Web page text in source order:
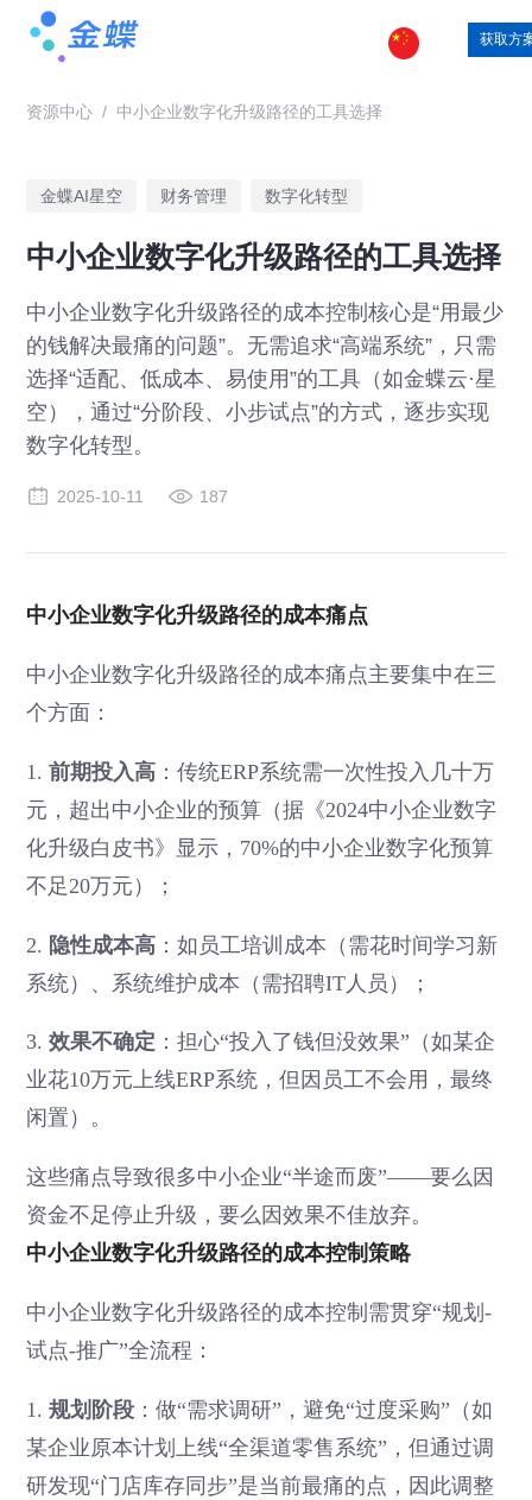
获取方
资源中心 / 中小企业数字化升级路径的工具选择
金蝶AI星空 财务管理 数字化转型
中小企业数字化升级路径的工具选择
中小企业数字化升级路径的成本控制核心是“用最少
的钱解决最痛的问题”。无需追求“高端系统”，只需
选择“适配、低成本、易使用”的工具（如金蝶云·星
空），通过“分阶段、小步试点”的方式，逐步实现
数字化转型。
2025-10-11 187
中小企业数字化升级路径的成本痛点
中小企业数字化升级路径的成本痛点主要集中在三
个方面：
1.前期投入高 ：传统ERP系统需一次性投入几十万
元，超出中小企业的预算（据《2024中小企业数字
化升级白皮书》显示，70%的中小企业数字化预算
不足20万元）；
2. 隐性成本高 ：如员工培训成本（需花时间学习新
系统）、系统维护成本（需招聘IT人员）；
3.效果不确定 ：担心“投入了钱但没效果”（如某企
业花10万元上线ERP系统，但因员工不会用，最终
闲置）。
这些痛点导致很多中小企业“半途而废”——要么因
资金不足停止升级，要么因效果不佳放弃。
中小企业数字化升级路径的成本控制策略
中小企业数字化升级路径的成本控制需贯穿“规划-
试点-推广”全流程：
1.规划阶段 ：做“需求调研”，避免“过度采购”（如
某企业原本计划上线“全渠道零售系统”，但通过调
研发现“门店库存同步”是当前最痛的点，因此调整